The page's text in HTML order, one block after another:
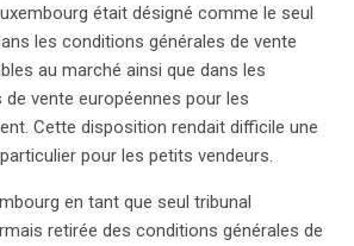
était désigné comme le seul
les conditions générales de vente
au marché ainsi que dans les
vente européennes pour les
Cette disposition rendait difficile une
pour les petits vendeurs.
en tant que seul tribunal
retirée des conditions générales de